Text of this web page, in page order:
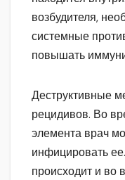
возбудителя,
системные
повышать
Деструктивные
рецидивов. Во
элемента врач
инфицировать
происходит и во